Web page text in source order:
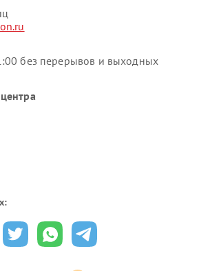
без перерывов и выходных